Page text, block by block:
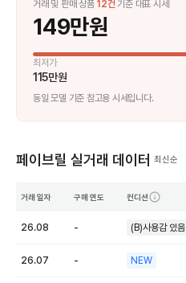
거래 및 판매 상품 12건 기준 대표 시세
149만원
최저가
115만원
동일 모델 기준 참고용 시세입니다.
페이브릴 실거래 데이터 최신순
거래 일자 구매 연도 컨디션
26.08 - (B)사용감 있음
26.07 - NEW